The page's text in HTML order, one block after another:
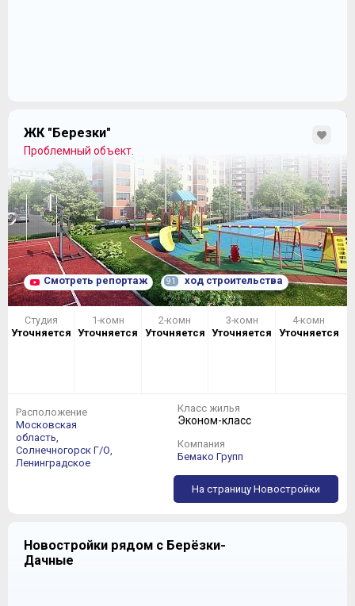
ЖК "Березки"
Проблемный объект.
Смотреть репортаж 91 ход строительства
Студия
Уточняется
1-комн
Уточняется
2-комн
Уточняется
3-комн
Уточняется
4-комн
Уточняется
Расположение
Московская
область,
Солнечногорск Г/О,
Ленинградское
Класс жилья
Эконом-класс
Компания
Бемако Групп
На страницу Новостройки
Новостройки рядом с Берёзки-
Дачные